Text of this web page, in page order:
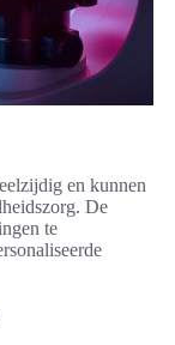
en kunnen
De
te